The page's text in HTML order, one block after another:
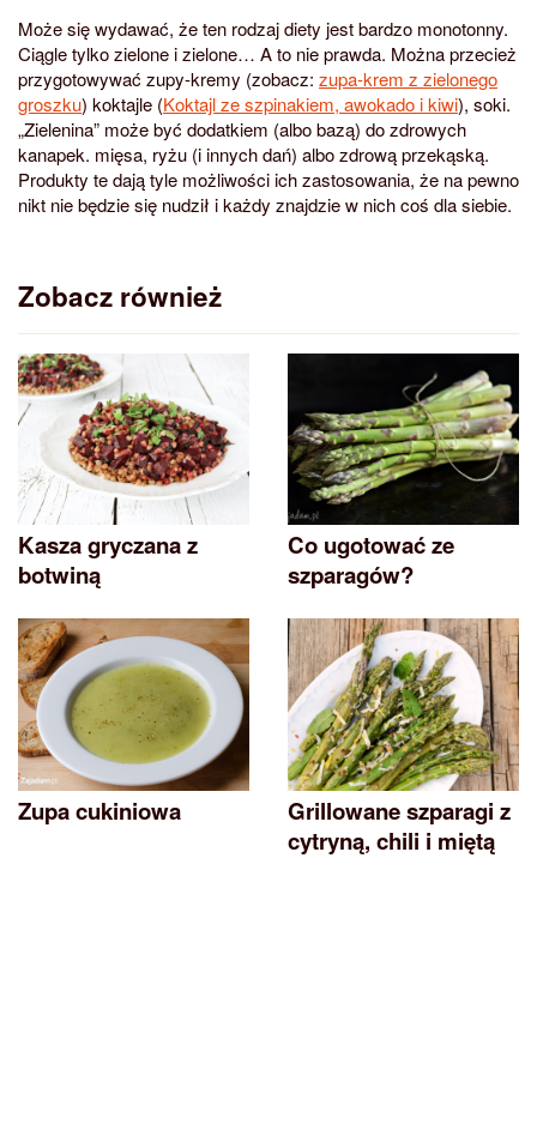
Może się wydawać, że ten rodzaj diety jest bardzo monotonny.
Ciągle tylko zielone i zielone… A to nie prawda. Można przecież
przygotowywać zupy-kremy (zobacz: zupa-krem z zielonego
groszku) koktajle (Koktajl ze szpinakiem, awokado i kiwi), soki.
„Zielenina” może być dodatkiem (albo bazą) do zdrowych
kanapek. mięsa, ryżu (i innych dań) albo zdrową przekąską.
Produkty te dają tyle możliwości ich zastosowania, że na pewno
nikt nie będzie się nudził i każdy znajdzie w nich coś dla siebie.
Zobacz również
Kasza gryczana z
botwiną
Co ugotować ze
szparagów?
Zupa cukiniowa
Grillowane szparagi z
cytryną, chili i miętą